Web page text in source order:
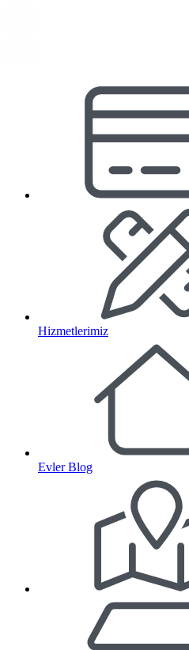
Hizmetlerimiz
Evler Blog